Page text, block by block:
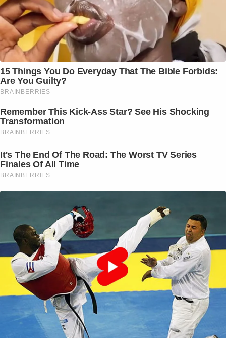
15 Things You Do Everyday That The Bible Forbids:
Are You Guilty?
BRAINBERRIES
Remember This Kick-Ass Star? See His Shocking
Transformation
BRAINBERRIES
It's The End Of The Road: The Worst TV Series
Finales Of All Time
BRAINBERRIES